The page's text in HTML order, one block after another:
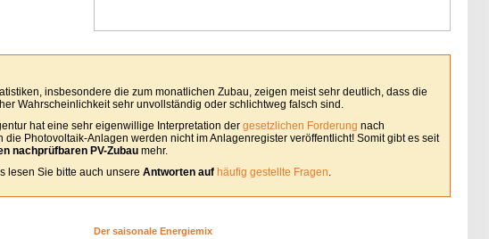
insbesondere die zum monatlichen Zubau, zeigen meist sehr deutlich, dass die
Wahrscheinlichkeit sehr unvollständig oder schlichtweg falsch sind.
hat eine sehr eigenwillige Interpretation der gesetzlichen Forderung nach
die Photovoltaik-Anlagen werden nicht im Anlagenregister veröffentlicht! Somit gibt es seit
nachprüfbaren PV-Zubau mehr.
lesen Sie bitte auch unsere Antworten auf häufig gestellte Fragen.
Der saisonale Energiemix